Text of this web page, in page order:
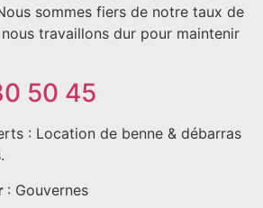
sommes fiers de notre taux de
travaillons dur pour maintenir
50 45
: Location de benne & débarras
: Gouvernes